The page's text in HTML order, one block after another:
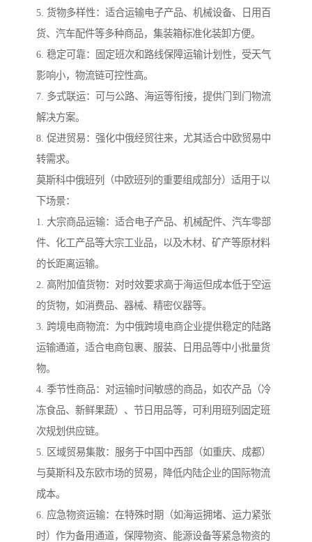
5. 货物多样性：适合运输电子产品、机械设备、日用百
货、汽车配件等多种商品，集装箱标准化装卸方便。
6. 稳定可靠：固定班次和路线保障运输计划性，受天气
影响小，物流链可控性高。
7. 多式联运：可与公路、海运等衔接，提供门到门物流
解决方案。
8. 促进贸易：强化中俄经贸往来，尤其适合中欧贸易中
转需求。
莫斯科中俄班列（中欧班列的重要组成部分）适用于以
下场景：
1. 大宗商品运输：适合电子产品、机械配件、汽车零部
件、化工产品等大宗工业品，以及木材、矿产等原材料
的长距离运输。
2. 高附加值货物：对时效要求高于海运但成本低于空运
的货物，如消费品、器械、精密仪器等。
3. 跨境电商物流：为中俄跨境电商企业提供稳定的陆路
运输通道，适合电商包裹、服装、日用品等中小批量货
物。
4. 季节性商品：对运输时间敏感的商品，如农产品（冷
冻食品、新鲜果蔬）、节日用品等，可利用班列固定班
次规划供应链。
5. 区域贸易集散：服务于中国中西部（如重庆、成都）
与莫斯科及东欧市场的贸易，降低内陆企业的国际物流
成本。
6. 应急物资运输：在特殊时期（如海运拥堵、运力紧张
时）作为备用通道，保障物资、能源设备等紧急物资的